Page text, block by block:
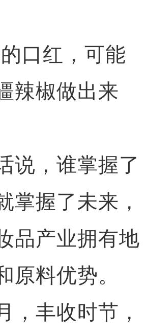
红，可能
辣椒做出来
，谁掌握了
掌握了未来，
品产业拥有地
原料优势。
丰收时节，